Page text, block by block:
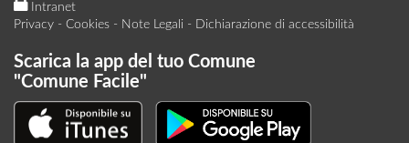
Intranet
Privacy - Cookies - Note Legali - Dichiarazione di accessibilità
Scarica la app del tuo Comune
"Comune Facile"